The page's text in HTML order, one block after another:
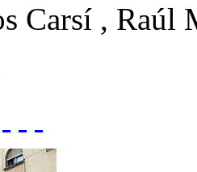
Carsí , Raúl